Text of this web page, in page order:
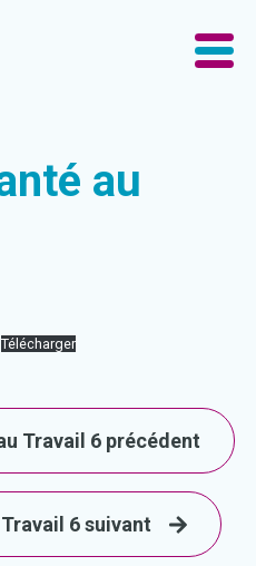
au
Télécharger
Travail 6 précédent
6 suivant